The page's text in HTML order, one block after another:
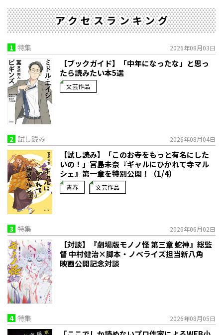
アクセスランキング
1 特集 2026年08月03日
【ブックガイド】「中年になったな」と思っ
たら読みたい本5選
文芸作品
2 試し読み 2026年08月04日
【試し読み】「このお寺をもっと有名にした
いの！」宮島未奈『ギャルにひかれて寺マル
シェ』第一章を特別公開！（1/4）
青春 文芸作品
3 特集 2026年06月02日
【対談】『劇場版モノノ怪 第三章 蛇神』総監
督 中村健治×脚本・ノベライズ担当新八角
映画公開記念対談
4 特集 2026年08月05日